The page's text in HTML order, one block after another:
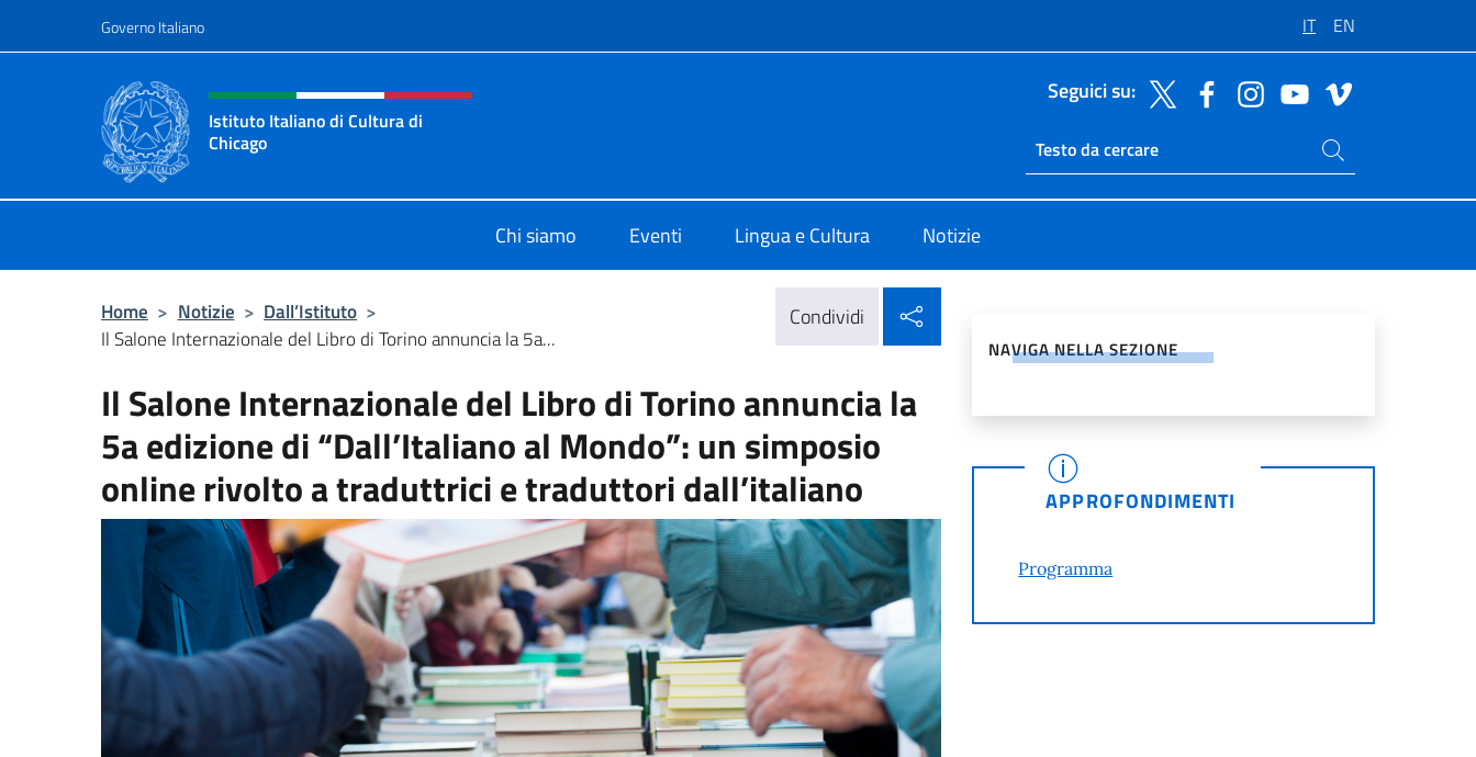
Governo Italiano IT EN
Intestazione sito, social e menù
Istituto Italiano di Cultura di
Chicago
Seguici su:
Ricerca sito live
Cerca nel sito
Chi siamo Eventi Lingua e Cultura Notizie
Home > Notizie > Dall’Istituto >
Il Salone Internazionale del Libro di Torino annuncia la 5a...
Condividi
Il Salone Internazionale del Libro di Torino annuncia la
5a edizione di “Dall’Italiano al Mondo”: un simposio
online rivolto a traduttrici e traduttori dall’italiano
NAVIGA NELLA SEZIONE
APPROFONDIMENTI
Programma